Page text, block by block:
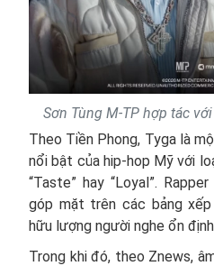
Sơn Tùng M-TP hợp tác
Theo Tiền Phong, Tyga là
nổi bật của hip-hop Mỹ với
“Taste” hay “Loyal”.
góp mặt trên các bảng
hữu lượng người nghe ổn
Trong khi đó, theo Znews,